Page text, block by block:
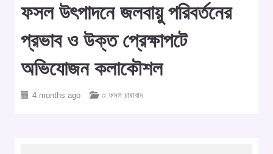
ফসল উৎপাদনে জলবায়ু পরিবর্তনের
প্রভাব ও উক্ত প্রেক্ষাপটে
অভিযোজন কলাকৌশল
4 months ago ○ ফসল চাষাবাদ